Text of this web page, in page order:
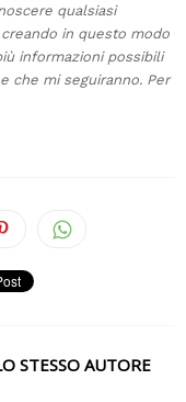
qualsiasi
in questo modo
informazioni possibili
che mi seguiranno. Per
STESSO AUTORE